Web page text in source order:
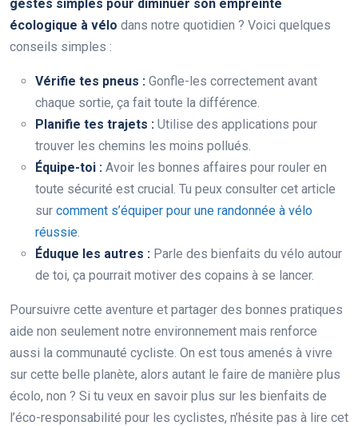
gestes simples pour diminuer son empreinte
écologique à vélo dans notre quotidien ? Voici quelques
conseils simples :
Vérifie tes pneus : Gonfle-les correctement avant
chaque sortie, ça fait toute la différence.
Planifie tes trajets : Utilise des applications pour
trouver les chemins les moins pollués.
Équipe-toi : Avoir les bonnes affaires pour rouler en
toute sécurité est crucial. Tu peux consulter cet article
sur comment s’équiper pour une randonnée à vélo
réussie.
Éduque les autres : Parle des bienfaits du vélo autour
de toi, ça pourrait motiver des copains à se lancer.
Poursuivre cette aventure et partager des bonnes pratiques
aide non seulement notre environnement mais renforce
aussi la communauté cycliste. On est tous amenés à vivre
sur cette belle planète, alors autant le faire de manière plus
écolo, non ? Si tu veux en savoir plus sur les bienfaits de
l’éco-responsabilité pour les cyclistes, n’hésite pas à lire cet